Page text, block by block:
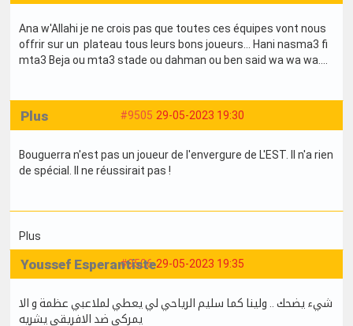
Ana w'Allahi je ne crois pas que toutes ces équipes vont nous
offrir sur un plateau tous leurs bons joueurs... Hani nasma3 fi
mta3 Beja ou mta3 stade ou dahman ou ben said wa wa wa....
#9505 29-05-2023 19:30
Plus
Bouguerra n'est pas un joueur de l'envergure de L'EST. Il n'a rien
de spécial. Il ne réussirait pas !
Plus
#9506 29-05-2023 19:35
Youssef Esperantiste
شيء يضحك .. ولينا كما سليم الرياحي لي يعطي لملاعبي عظمة و الا
يمركي ضد الافريقي يشريه